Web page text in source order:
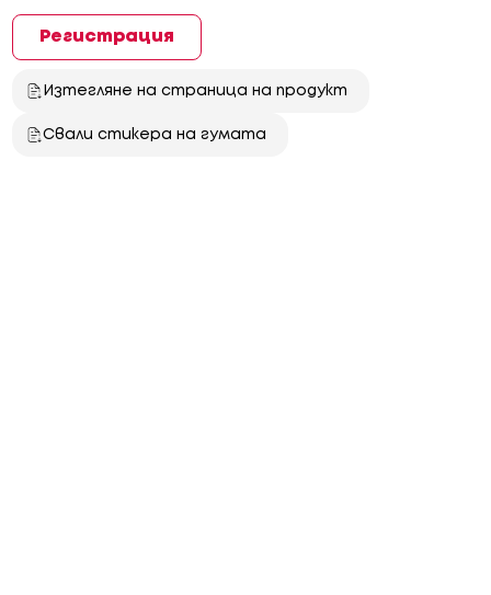
Регистрация
Изтегляне на страница на продукт
Свали стикера на гумата